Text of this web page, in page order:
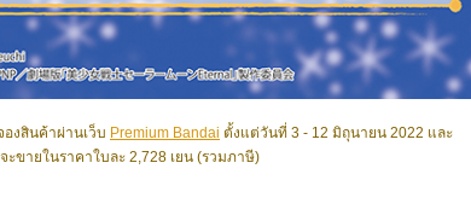
องสินค้าผ่านเว็บ Premium Bandai ตั้งแต่วันที่ 3 - 12 มิถุนายน 2022 และ
ขายในราคาใบละ 2,728 เยน (รวมภาษี)